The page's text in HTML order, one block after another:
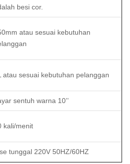
besi cor.
atau sesuai kebutuhan
atau sesuai kebutuhan pelanggan
sentuh warna 10’’
kali/menit
tunggal 220V 50HZ/60HZ